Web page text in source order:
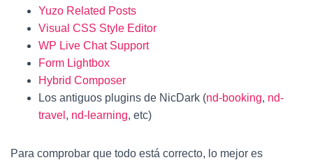
Yuzo Related Posts
Visual CSS Style Editor
WP Live Chat Support
Form Lightbox
Hybrid Composer
Los antiguos plugins de NicDark (nd-booking, nd-
travel , nd-learning, etc)
Para comprobar que todo está correcto, lo mejor es